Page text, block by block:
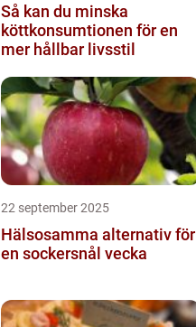
Så kan du minska
köttkonsumtionen för en
mer hållbar livsstil
22 september 2025
Hälsosamma alternativ för
en sockersnål vecka